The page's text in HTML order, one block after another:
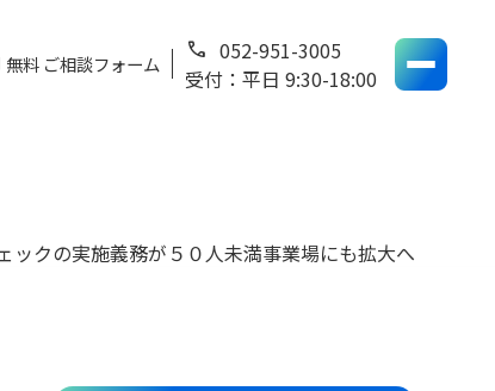
無料 ご相談フォーム
phone 052-951-3005
受付：平日 9:30-18:00
ックの実施義務が５０人未満事業場にも拡大へ